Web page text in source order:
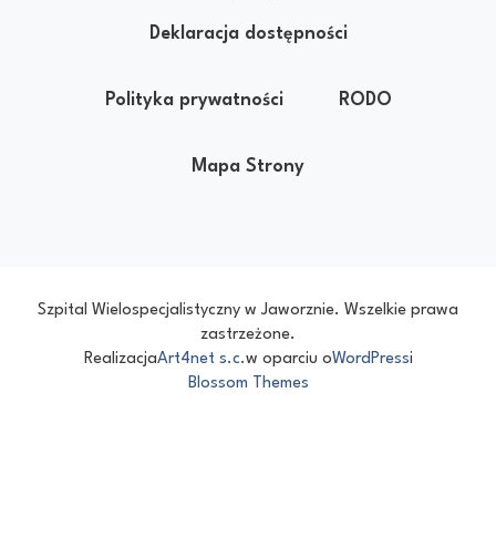
Deklaracja dostępności
Polityka prywatności RODO
Mapa Strony
Szpital Wielospecjalistyczny w Jaworznie. Wszelkie prawa
zastrzeżone.
RealizacjaArt4net s.c.w oparciu oWordPressi
Blossom Themes